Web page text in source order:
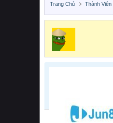
Trang Chủ Thành Viên